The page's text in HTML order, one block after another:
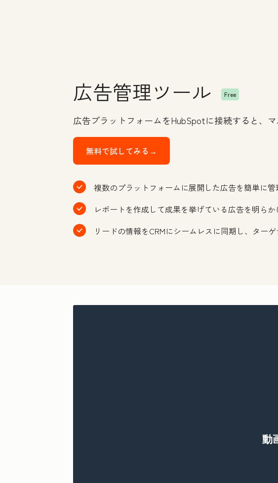
広告管理ツール Free
広告プラットフォームをHubSpotに接続すると、
無料で試してみる→
複数のプラットフォームに展開した広告を簡単に管
レポートを作成して成果を挙げている広告を明らか
リードの情報をCRMにシームレスに同期し、ター